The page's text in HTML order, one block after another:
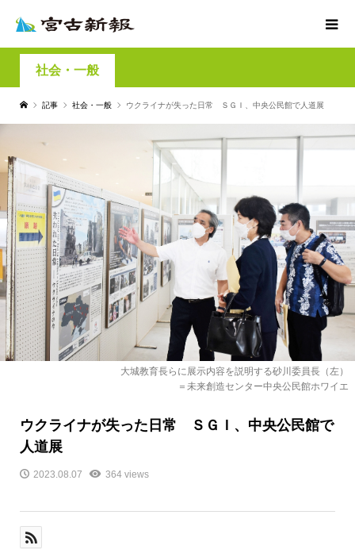
社会・一般
記事 社会・一般 ウクライナが失った日常 ＳＧＩ、中央公民館で人道展
大城教育長らに展示内容を説明する砂川委員長（左）
＝未来創造センター中央公民館ホワイエ
ウクライナが失った日常 ＳＧＩ、中央公民館で
人道展
2023.08.07 364 views